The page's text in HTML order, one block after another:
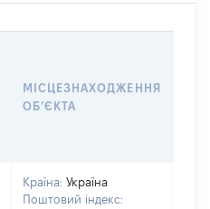
МІСЦЕЗНАХОДЖЕННЯ
ОБʼЄКТА
Країна: Україна
Поштовий індекс: